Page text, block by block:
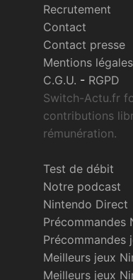
Recrutement
Contact
Contact presse
Mentions légales
C.G.U. - RGPD
Switch-Actu.fr
contributions
rémunération.
Test de débit
Notre podcast
Nintendo Direct
Précommandes
Précommandes
Meilleurs jeux
Meilleurs jeux